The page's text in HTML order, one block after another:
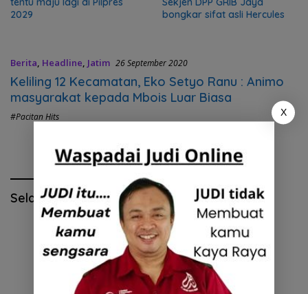
2029
bongkar sifat asli Hercules
Berita, Headline, Jatim 26 September 2020
Keliling 12 Kecamatan, Eko Setyo Ranu : Animo
masyarakat kepada Mbois Luar Biasa
#Pacitan Hits
Selamat Hari Pendidikan Nasional
X